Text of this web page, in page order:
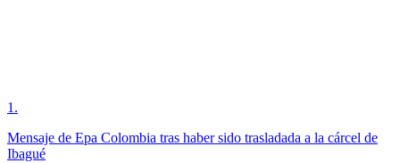
1 .
Mensaje de Epa Colombia tras haber sido trasladada a la cárcel de
Ibagué